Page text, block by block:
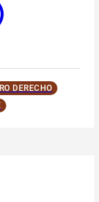
DERECHO